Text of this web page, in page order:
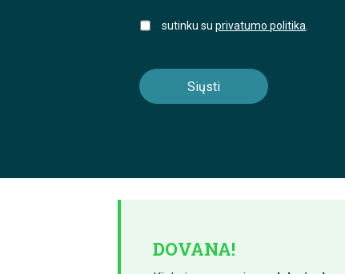
sutinku suprivatumo politika
DOVANA!